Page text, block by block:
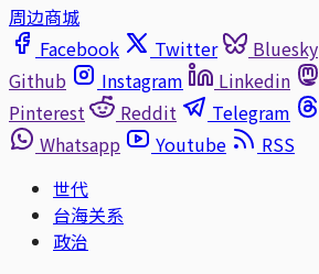
周边商城
Facebook
Twitter Bluesky
Github
Instagram Linkedin
Pinterest
Reddit Telegram
Whatsapp
Youtube
RSS
世代
台海关系
政治